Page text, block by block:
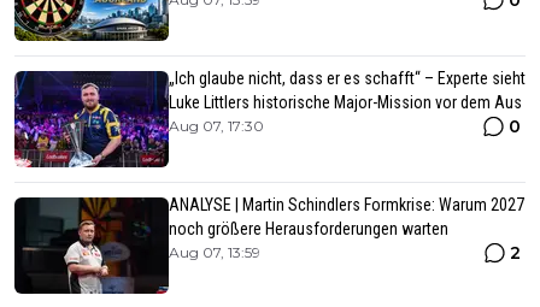
„Ich glaube nicht, dass er es schafft“ – Experte sieht
Luke Littlers historische Major-Mission vor dem Aus
Aug 07, 17:30 0
ANALYSE | Martin Schindlers Formkrise: Warum 2027
noch größere Herausforderungen warten
Aug 07, 13:59 2